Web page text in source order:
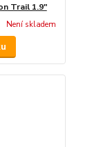
Trail 1.9"
Není skladem